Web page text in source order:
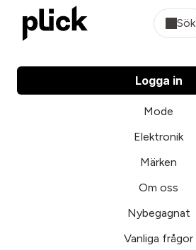
Sök
Logga in
Mode
Elektronik
Märken
Om oss
Nybegagnat
Vanliga frågor